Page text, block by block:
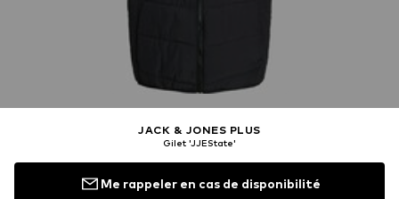
JACK & JONES PLUS
Gilet 'JJEState'
Me rappeler en cas de disponibilité